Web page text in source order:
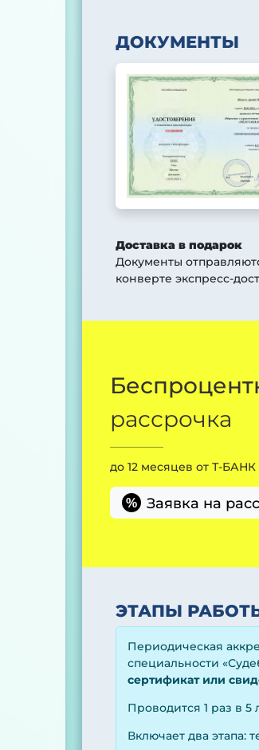
ДОКУМЕНТЫ
Доставка в подарок
Документы
конверте экспресс-
рассрочка
до 12 месяцев от Т-БАНК
% Заявка на
ЭТАПЫ
Периодическая
специальности
сертификат или
Проводится 1 раз в 5
Включает два этапа: